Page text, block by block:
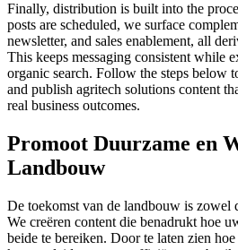
Finally, distribution is built into the
posts are scheduled, we surface
newsletter, and sales enablement, all
This keeps messaging consistent while
organic search. Follow the steps below
and publish agritech solutions content
real business outcomes.
Promoot Duurzame en
Landbouw
De toekomst van de landbouw is zowel
We creëren content die benadrukt hoe
beide te bereiken. Door te laten zien